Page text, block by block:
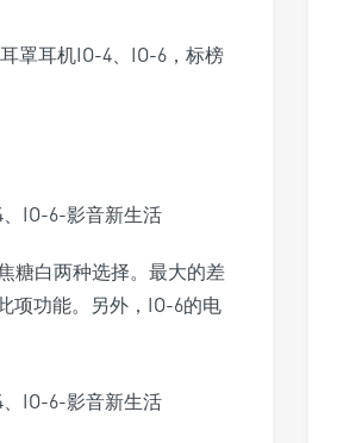
罩耳机IO-4、IO-6，标榜
糖白两种选择。最大的差
项功能。另外，IO-6的电